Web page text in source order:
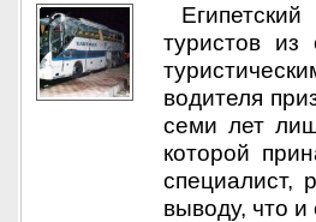
туристов
водителя
семи лет
которой
специалист,
выводу, что и